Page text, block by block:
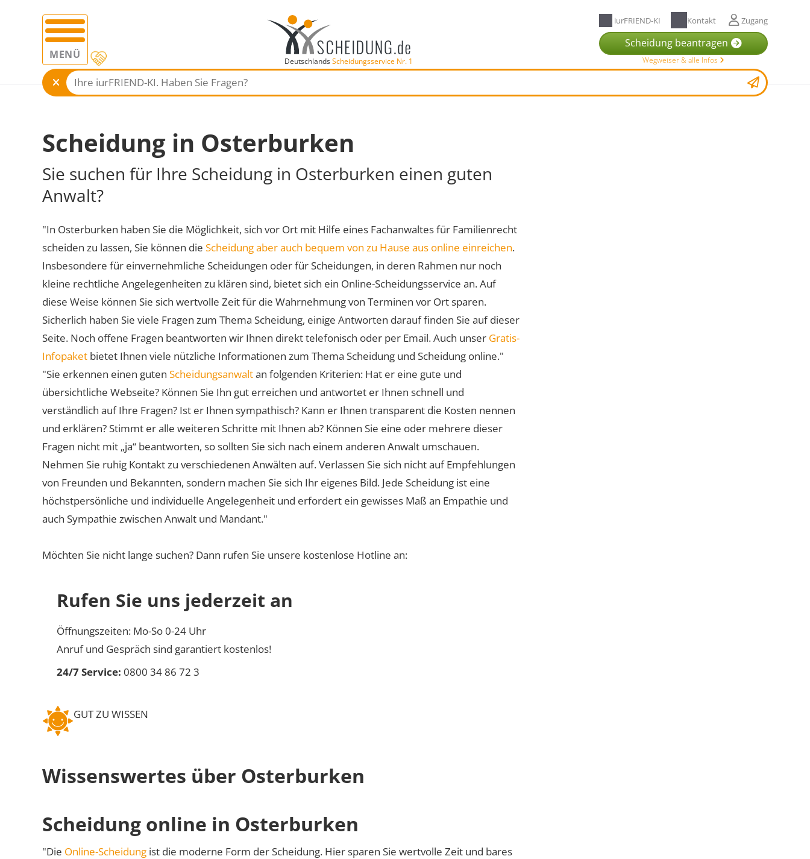
MENÜ DeutschlandsScheidungsservice Nr. 1
iurFRIEND-KI Kontakt Zugang
Scheidung beantragen
Wegweiser & alle Infos
Scheidung in Osterburken
Sie suchen für Ihre Scheidung in Osterburken einen guten
Anwalt?
"In Osterburken haben Sie die Möglichkeit, sich vor Ort mit Hilfe eines Fachanwaltes für Familienrecht
scheiden zu lassen, Sie können die Scheidung aber auch bequem von zu Hause aus online einreichen.
Insbesondere für einvernehmliche Scheidungen oder für Scheidungen, in deren Rahmen nur noch
kleine rechtliche Angelegenheiten zu klären sind, bietet sich ein Online-Scheidungsservice an. Auf
diese Weise können Sie sich wertvolle Zeit für die Wahrnehmung von Terminen vor Ort sparen.
Sicherlich haben Sie viele Fragen zum Thema Scheidung, einige Antworten darauf finden Sie auf dieser
Seite. Noch offene Fragen beantworten wir Ihnen direkt telefonisch oder per Email. Auch unser Gratis-
Infopaket bietet Ihnen viele nützliche Informationen zum Thema Scheidung und Scheidung online."
"Sie erkennen einen guten Scheidungsanwaltan folgenden Kriterien: Hat er eine gute und
übersichtliche Webseite? Können Sie Ihn gut erreichen und antwortet er Ihnen schnell und
verständlich auf Ihre Fragen? Ist er Ihnen sympathisch? Kann er Ihnen transparent die Kosten nennen
und erklären? Stimmt er alle weiteren Schritte mit Ihnen ab? Können Sie eine oder mehrere dieser
Fragen nicht mit „ja“ beantworten, so sollten Sie sich nach einem anderen Anwalt umschauen.
Nehmen Sie ruhig Kontakt zu verschiedenen Anwälten auf. Verlassen Sie sich nicht auf Empfehlungen
von Freunden und Bekannten, sondern machen Sie sich Ihr eigenes Bild. Jede Scheidung ist eine
höchstpersönliche und individuelle Angelegenheit und erfordert ein gewisses Maß an Empathie und
auch Sympathie zwischen Anwalt und Mandant."
Möchten Sie nicht lange suchen? Dann rufen Sie unsere kostenlose Hotline an:
Rufen Sie uns jederzeit an
Öffnungszeiten: Mo-So 0-24 Uhr
Anruf und Gespräch sind garantiert kostenlos!
24/7 Service: 0800 34 86 72 3
GUT ZU WISSEN
Wissenswertes über Osterburken
Scheidung online in Osterburken
"Die Online-Scheidung ist die moderne Form der Scheidung. Hier sparen Sie wertvolle Zeit und bares